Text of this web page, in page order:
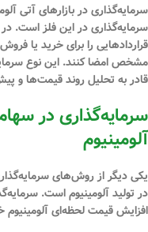
سرمایه‌گذاری در بازارهای آتی
سرمایه‌گذاری در این فلز است. در
قراردادهایی را برای خرید یا
مشخص امضا کنند. این نوع
قادر به تحلیل روند قیمت‌ها و
سرمایه‌گذاری در
آلومینیوم
یکی دیگر از روش‌های
در تولید آلومینیوم است.
افزایش قیمت لحظه‌ای